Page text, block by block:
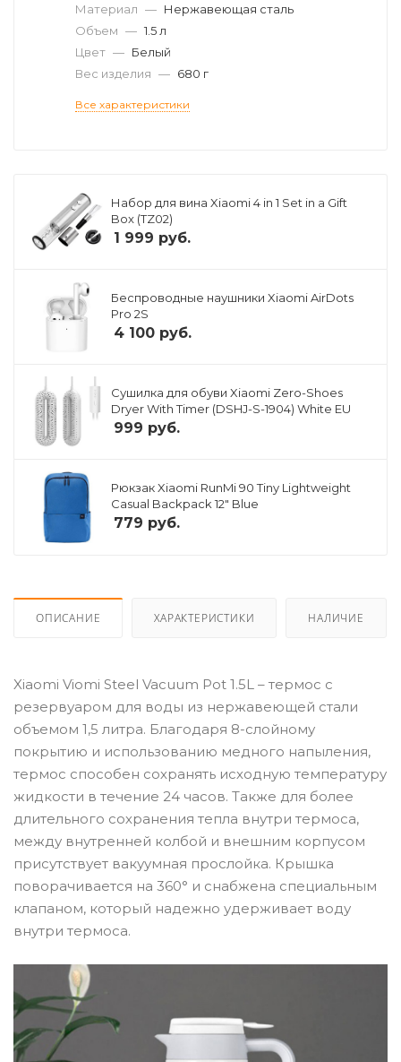
Материал — Нержавеющая сталь
Объем — 1.5 л
Цвет — Белый
Вес изделия — 680 г
Все характеристики
Набор для вина Xiaomi 4 in 1 Set in a Gift
Box (TZ02)
1 999 руб.
Беспроводные наушники Xiaomi AirDots
Pro 2S
4 100 руб.
Сушилка для обуви Xiaomi Zero-Shoes
Dryer With Timer (DSHJ-S-1904) White EU
999 руб.
Рюкзак Xiaomi RunMi 90 Tiny Lightweight
Casual Backpack 12" Blue
779 руб.
ОПИСАНИЕ ХАРАКТЕРИСТИКИ НАЛИЧИЕ
Xiaomi Viomi Steel Vacuum Pot 1.5L – термос с
резервуаром для воды из нержавеющей стали
объемом 1,5 литра. Благодаря 8-слойному
покрытию и использованию медного напыления,
термос способен сохранять исходную температуру
жидкости в течение 24 часов. Также для более
длительного сохранения тепла внутри термоса,
между внутренней колбой и внешним корпусом
присутствует вакуумная прослойка. Крышка
поворачивается на 360° и снабжена специальным
клапаном, который надежно удерживает воду
внутри термоса.